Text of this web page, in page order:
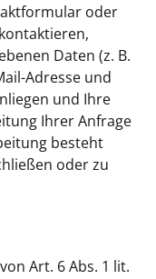
oder
Daten (z. B.
Adresse und
und Ihre
Ihrer Anfrage
besteht
oder zu
Art. 6 Abs. 1 lit.